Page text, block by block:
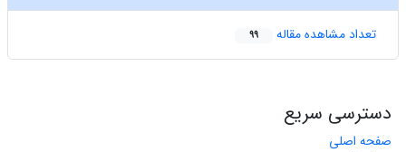
تعداد مشاهده مقاله 99
دسترسی سریع
صفحه اصلی